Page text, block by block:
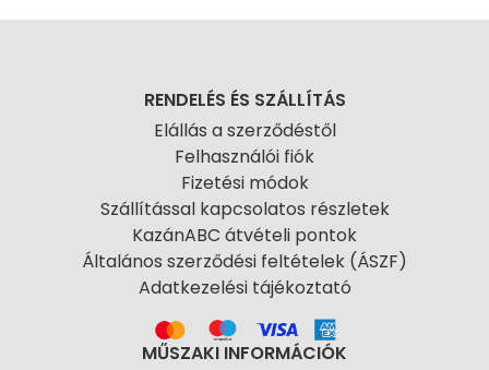
RENDELÉS ÉS SZÁLLÍTÁS
Elállás a szerződéstől
Felhasználói fiók
Fizetési módok
Szállítással kapcsolatos részletek
KazánABC átvételi pontok
Általános szerződési feltételek (ÁSZF)
Adatkezelési tájékoztató
MŰSZAKI INFORMÁCIÓK